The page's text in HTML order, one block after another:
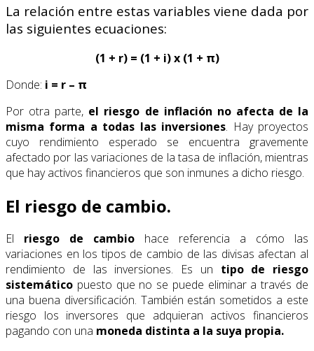
La relación entre estas variables viene dada por
las siguientes ecuaciones:
(1 + r) = (1 + i) x (1 + π)
Donde: i = r – π
Por otra parte, el riesgo de inflación no afecta de la
misma forma a todas las inversiones. Hay proyectos
cuyo rendimiento esperado se encuentra gravemente
afectado por las variaciones de la tasa de inflación, mientras
que hay activos financieros que son inmunes a dicho riesgo.
El riesgo de cambio.
El riesgo de cambio hace referencia a cómo las
variaciones en los tipos de cambio de las divisas afectan al
rendimiento de las inversiones. Es un tipo de riesgo
sistemático puesto que no se puede eliminar a través de
una buena diversificación. También están sometidos a este
riesgo los inversores que adquieran activos financieros
pagando con una moneda distinta a la suya propia.